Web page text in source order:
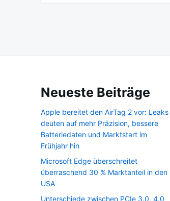
Neueste Beiträge
Apple bereitet den AirTag 2 vor: Leaks
deuten auf mehr Präzision, bessere
Batteriedaten und Marktstart im
Frühjahr hin
Microsoft Edge überschreitet
überraschend 30 % Marktanteil in den
USA
Unterschiede zwischen PCIe 3.0, 4.0